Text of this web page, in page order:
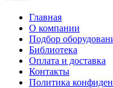
Главная
О компании
Подбор
Библиотека
Оплата и доставка
Контакты
Политика